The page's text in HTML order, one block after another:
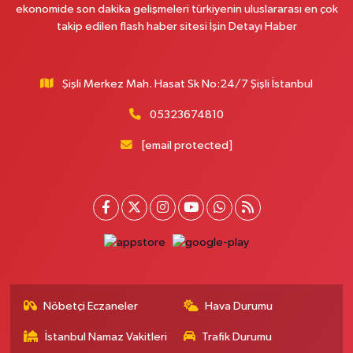
Esentepe Mahallesi 2388. Sokak 8 A 38 NOLU ASM YANI - ESENTEPE
MERKEZ CAMİNİN ORDAKİ GÜVEN KASABIN KARŞI SOKAĞINDA
Mehmet Nesih Özmen Mahallesi Zeki Sokak No:28 A MEVLANA FIRININ
Burak Eczanesi
Cevizlik Mahallesi Kırmızı Şebboy Sokak 15 A UZMANLAR TIP MERKEZİ
Nida Eczanesi
PAZAR PAZARI YANI
ekonomide son dakika gelişmeleri türkiyenin uluslararası en çok
takip edilen flash haber sitesi İşin Detayı Haber
Şişli Merkez Mah. Hasat Sk No:24/7 Şişli İstanbul
05323674810
[email protected]
Nöbetçi Eczaneler Hava Durumu
İstanbul Namaz Vakitleri Trafik Durumu